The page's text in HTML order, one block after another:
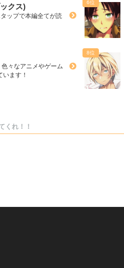
クス)
ップで本編全てが読
々なアニメやゲーム
ます！
くれ！！